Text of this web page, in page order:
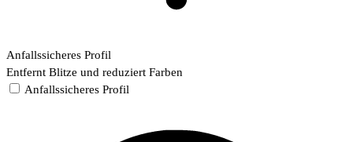
Anfallssicheres Profil
Entfernt Blitze und reduziert Farben
Anfallssicheres Profil